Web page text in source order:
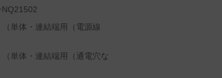
NQ21502
単体・連結端用（電源線
単体・連結端用（通電穴な